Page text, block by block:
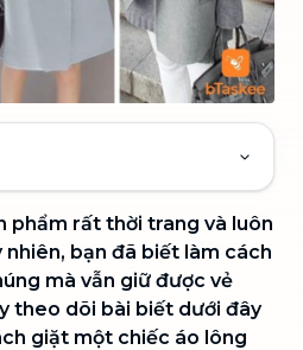
phẩm rất thời trang và luôn
bạn đã biết làm cách
mà vẫn giữ được vẻ
theo dõi bài biết dưới đây
giặt một chiếc áo lông